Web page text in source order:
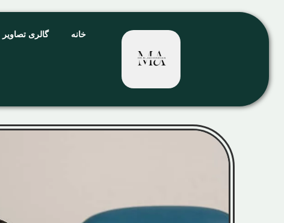
خانه گالری تصاویر